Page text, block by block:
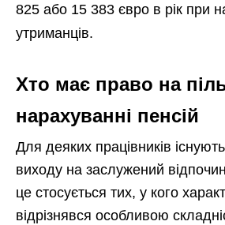
825 або 15 383 євро в рік при
утриманців.
Хто має право на
нарахуванні пенсій
Для деяких працівників
виходу на заслужений
це стосується тих, у кого
відрізнявся особливою